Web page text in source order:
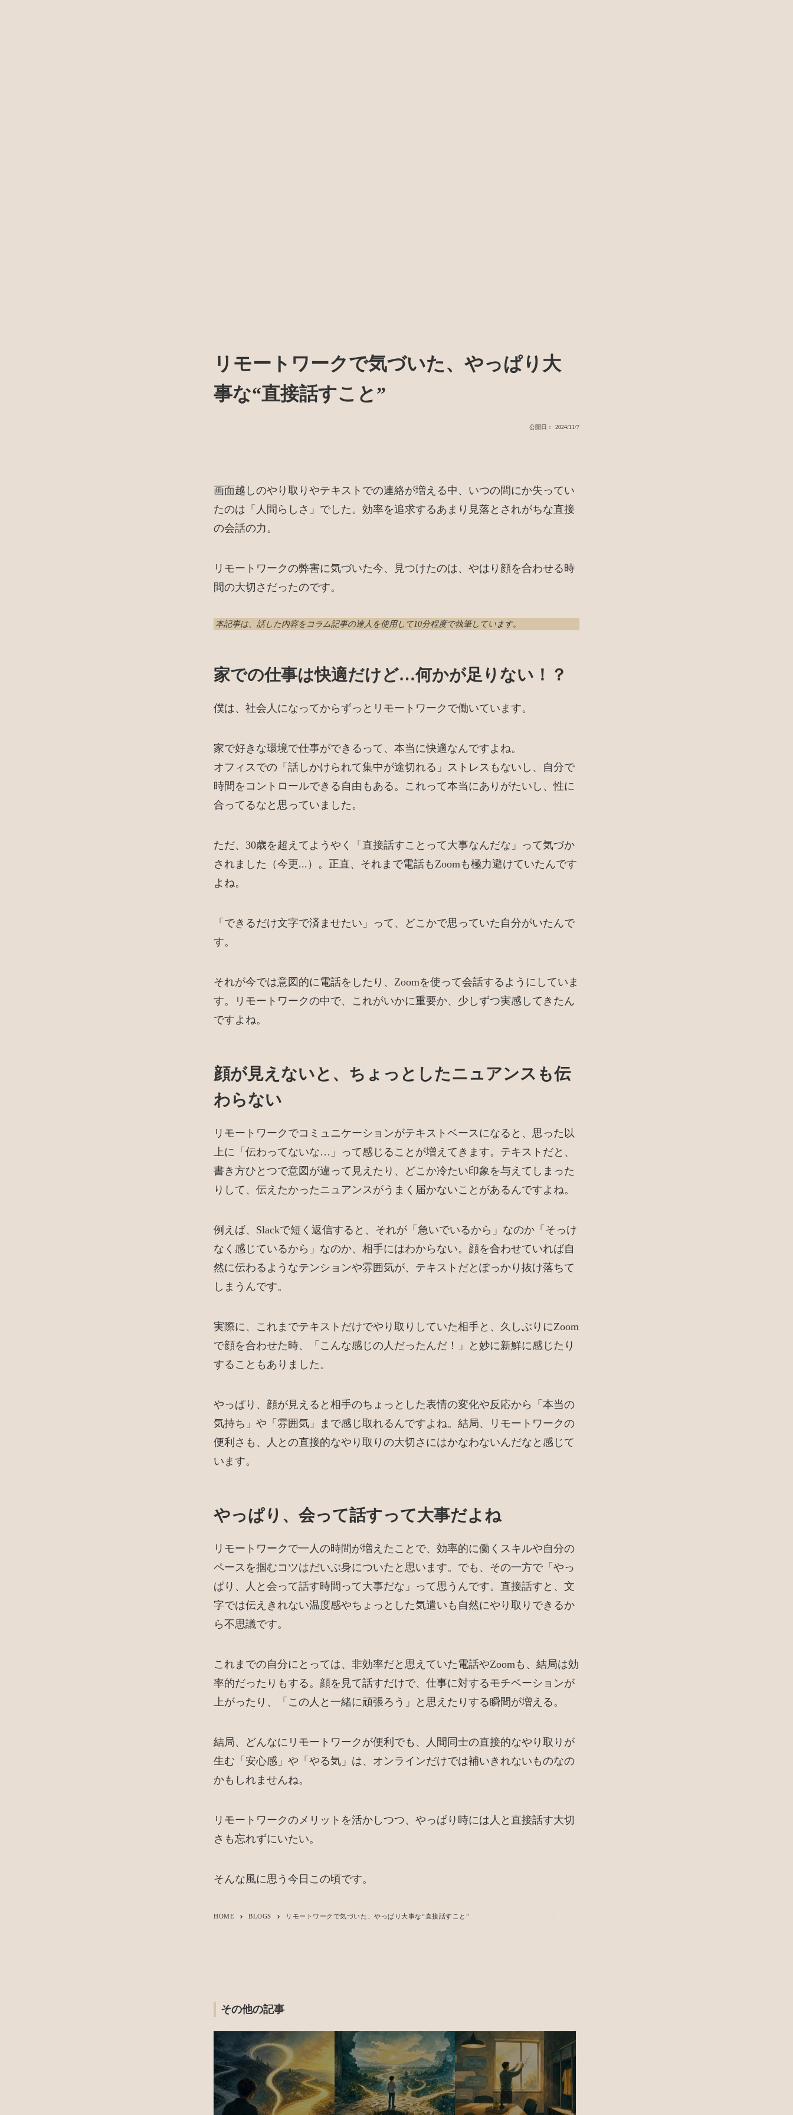
リモートワークで気づいた、やっぱり大
事な“直接話すこと”
公開日： 2024/11/7
画面越しのやり取りやテキストでの連絡が増える中、いつの間にか失ってい
たのは「人間らしさ」でした。効率を追求するあまり見落とされがちな直接
の会話の力。
リモートワークの弊害に気づいた今、見つけたのは、やはり顔を合わせる時
間の大切さだったのです。
本記事は、話した内容をコラム記事の達人 を使用して10分程度で執筆しています。
家での仕事は快適だけど…何かが足りない！？
僕は、社会人になってからずっとリモートワークで働いています。
家で好きな環境で仕事ができるって、本当に快適なんですよね。
オフィスでの「話しかけられて集中が途切れる」ストレスもないし、自分で
時間をコントロールできる自由もある。これって本当にありがたいし、性に
合ってるなと思っていました。
ただ、30歳を超えてようやく「直接話すことって大事なんだな」って気づか
されました（今更...）。正直、それまで電話もZoomも極力避けていたんです
よね。
「できるだけ文字で済ませたい」って、どこかで思っていた自分がいたんで
す。
それが今では意図的に電話をしたり、Zoomを使って会話するようにしていま
す。リモートワークの中で、これがいかに重要か、少しずつ実感してきたん
ですよね。
顔が見えないと、ちょっとしたニュアンスも伝
わらない
リモートワークでコミュニケーションがテキストベースになると、思った以
上に「伝わってないな…」って感じることが増えてきます。テキストだと、
書き方ひとつで意図が違って見えたり、どこか冷たい印象を与えてしまった
りして、伝えたかったニュアンスがうまく届かないことがあるんですよね。
例えば、Slackで短く返信すると、それが「急いでいるから」なのか「そっけ
なく感じているから」なのか、相手にはわからない。顔を合わせていれば自
然に伝わるようなテンションや雰囲気が、テキストだとぽっかり抜け落ちて
しまうんです。
実際に、これまでテキストだけでやり取りしていた相手と、久しぶりにZoom
で顔を合わせた時、「こんな感じの人だったんだ！」と妙に新鮮に感じたり
することもありました。
やっぱり、顔が見えると相手のちょっとした表情の変化や反応から「本当の
気持ち」や「雰囲気」まで感じ取れるんですよね。結局、リモートワークの
便利さも、人との直接的なやり取りの大切さにはかなわないんだなと感じて
います。
やっぱり、会って話すって大事だよね
リモートワークで一人の時間が増えたことで、効率的に働くスキルや自分の
ペースを掴むコツはだいぶ身についたと思います。でも、その一方で「やっ
ぱり、人と会って話す時間って大事だな」って思うんです。直接話すと、文
字では伝えきれない温度感やちょっとした気遣いも自然にやり取りできるか
ら不思議です。
これまでの自分にとっては、非効率だと思えていた電話やZoomも、結局は効
率的だったりもする。顔を見て話すだけで、仕事に対するモチベーションが
上がったり、「この人と一緒に頑張ろう」と思えたりする瞬間が増える。
結局、どんなにリモートワークが便利でも、人間同士の直接的なやり取りが
生む「安心感」や「やる気」は、オンラインだけでは補いきれないものなの
かもしれませんね。
リモートワークのメリットを活かしつつ、やっぱり時には人と直接話す大切
さも忘れずにいたい。
そんな風に思う今日この頃です。
HOME keyboard_arrow_right BLOGS keyboard_arrow_right リモートワークで気づいた、やっぱり大事な“直接話すこと”
その他の記事